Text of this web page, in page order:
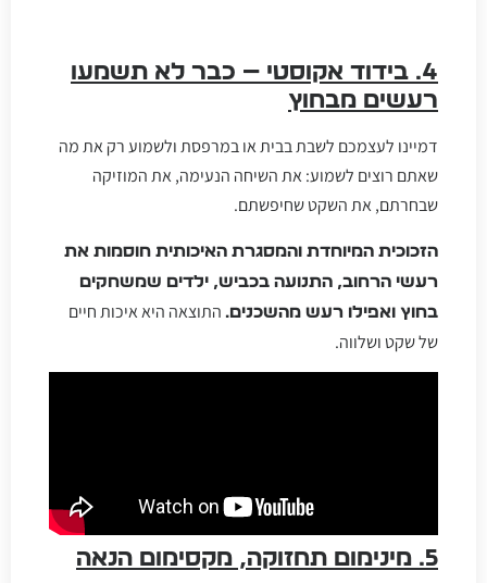
4. בידוד אקוסטי — כבר לא תשמעו
רעשים מבחוץ
דמיינו לעצמכם לשבת בבית או במרפסת ולשמוע רק את מה
שאתם רוצים לשמוע: את השיחה הנעימה, את המוזיקה
שבחרתם, את השקט שחיפשתם.
הזכוכית המיוחדת והמסגרת האיכותית חוסמות את
רעשי הרחוב, התנועה בכביש, ילדים שמשחקים
בחוץ ואפילו רעש מהשכנים.התוצאה היא איכות חיים
של שקט ושלווה.